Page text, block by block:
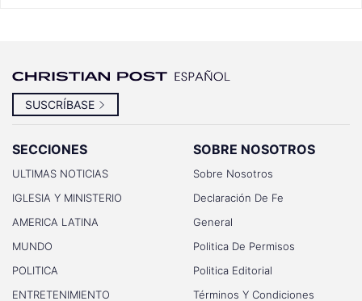
SUSCRÍBASE
SECCIONES
ULTIMAS NOTICIAS
IGLESIA Y MINISTERIO
AMERICA LATINA
MUNDO
POLITICA
ENTRETENIMIENTO
SOBRE NOSOTROS
Sobre Nosotros
Declaración De Fe
General
Politica De Permisos
Politica Editorial
Términos Y Condiciones